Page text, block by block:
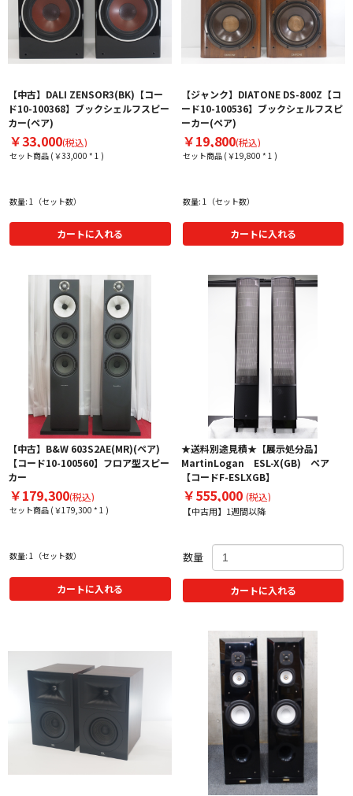
【中古】DALI ZENSOR3(BK)【コー
ド10-100368】ブックシェルフスピー
カー(ペア)
￥33,000(税込)
セット商品 (￥33,000 * 1 )
数量: 1（セット数）
カートに入れる
【ジャンク】DIATONE DS-800Z【コ
ード10-100536】ブックシェルフスピ
ーカー(ペア)
￥19,800(税込)
セット商品 (￥19,800 * 1 )
数量: 1（セット数）
カートに入れる
【中古】B&W 603S2AE(MR)(ペア)
【コード10-100560】フロア型スピー
カー
￥179,300(税込)
セット商品 (￥179,300 * 1 )
数量: 1（セット数）
カートに入れる
★送料別途見積★【展示処分品】
MartinLogan ESL-X(GB) ペア
【コードF-ESLXGB】
￥555,000 (税込)
【中古用】1週間以降
数量
カートに入れる